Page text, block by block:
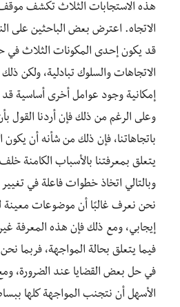
هذه الاستجابات الثلاث تكشف
الاتجاه. اعترض بعض الباحثين على
قد يكون إحدى المكونات الثلاث في
الاتجاهات والسلوك تبادلية، ولكن
إمكانية وجود عوامل أخرى أساسية قد
وعلى الرغم من ذلك فإن أردنا القول
باتجاهاتنا، فإن ذلك من شأنه أن يكون
يتعلق بمعرفتنا بالأسباب الكامنة
وبالتالي اتخاذ خطوات فاعلة في
نحن نعرف غالبًا أن موضوعات معينة
إيجابي، ومع ذلك فإن هذه المعرفة
فيما يتعلق بحالة المواجهة، فربما
في حل بعض القضايا عند الضرورة،
الأسهل أن نتجنب المواجهة كلها